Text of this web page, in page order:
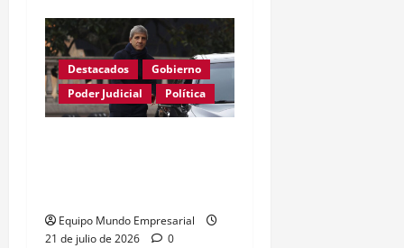
Destacados
Gobierno
Poder Judicial
Política
Equipo Mundo Empresarial
21 de julio de 2026
0